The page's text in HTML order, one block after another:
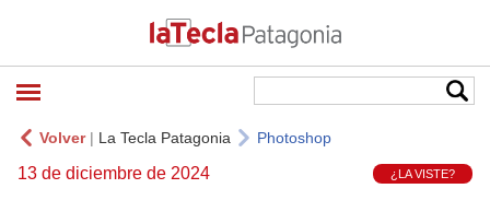
Volver| La Tecla Patagonia Photoshop
13 de diciembre de 2024 ¿LA VISTE?